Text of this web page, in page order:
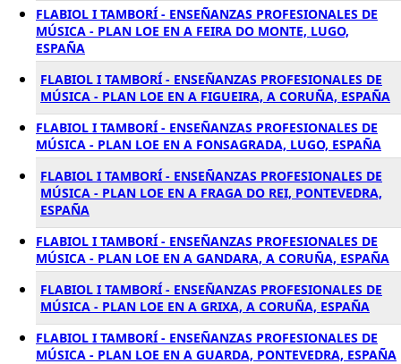
FLABIOL I TAMBORÍ - ENSEÑANZAS PROFESIONALES DE
MÚSICA - PLAN LOE EN A FEIRA DO MONTE, LUGO,
ESPAÑA
FLABIOL I TAMBORÍ - ENSEÑANZAS PROFESIONALES DE
MÚSICA - PLAN LOE EN A FIGUEIRA, A CORUÑA, ESPAÑA
FLABIOL I TAMBORÍ - ENSEÑANZAS PROFESIONALES DE
MÚSICA - PLAN LOE EN A FONSAGRADA, LUGO, ESPAÑA
FLABIOL I TAMBORÍ - ENSEÑANZAS PROFESIONALES DE
MÚSICA - PLAN LOE EN A FRAGA DO REI, PONTEVEDRA,
ESPAÑA
FLABIOL I TAMBORÍ - ENSEÑANZAS PROFESIONALES DE
MÚSICA - PLAN LOE EN A GANDARA, A CORUÑA, ESPAÑA
FLABIOL I TAMBORÍ - ENSEÑANZAS PROFESIONALES DE
MÚSICA - PLAN LOE EN A GRIXA, A CORUÑA, ESPAÑA
FLABIOL I TAMBORÍ - ENSEÑANZAS PROFESIONALES DE
MÚSICA - PLAN LOE EN A GUARDA, PONTEVEDRA, ESPAÑA